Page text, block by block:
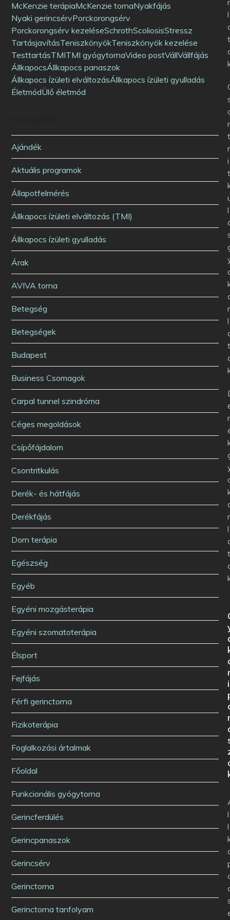
McKenzie terápiaMcKenzie tornaNyakfájás
Nyaki gerincsérvPorckorongsérv
Porckorongsérv kezeléseSchrothScoliosisStressz
TartásjavításTeniszkönyökTeniszkönyök kezelése
TesttartásTMITMI gyógytornaVideo postVállVállfájás
ÁllkapocsÁllkapocs panaszok
Állkapocs ízületi elváltozásÁllkapocs ízületi gyulladás
ÉletmódÜlő életmód
Ajándék
Aktuális programok
Állapotfelmérés
Állkapocs ízületi elváltozás (TMI)
Állkapocs ízületi gyulladás
Árak
AVIVA torna
Betegség
Betegségek
Budapest
Business Csomagok
Carpal tunnel szindróma
Céges megoldások
Csípőfájdalom
Csontritkulás
Derék- és hátfájás
Derékfájás
Dorn terápia
Egészség
Egyéb
Egyéni mozgásterápia
Egyéni szomatoterápia
Élsport
Fejfájás
Férfi gerinctorna
Fizikoterápia
Foglalkozási ártalmak
Főoldal
Funkcionális gyógytorna
Gerincferdülés
Gerincpanaszok
Gerincsérv
Gerinctorna
Gerinctorna tanfolyam
r
l
r
i
l
r
l
r
r
l
i
l
l